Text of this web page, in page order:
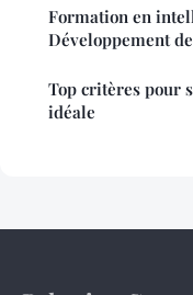
Formation en
Développement
Top critères pour
idéale